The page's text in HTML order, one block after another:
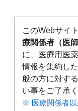
このWebサイト
療関係者（医
に、医療用医
情報を集約し
般の方に対す
い事をご了承く
※ 医療関係者以